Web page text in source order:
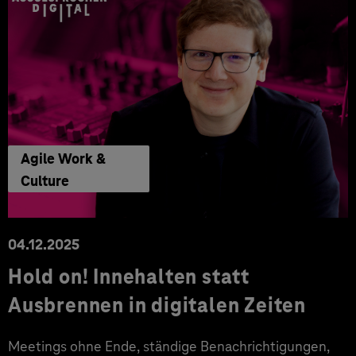
Agile Work &
Culture
04.12.2025
Hold on! Innehalten statt
Ausbrennen in digitalen Zeiten
Meetings ohne Ende, ständige Benachrichtigungen,